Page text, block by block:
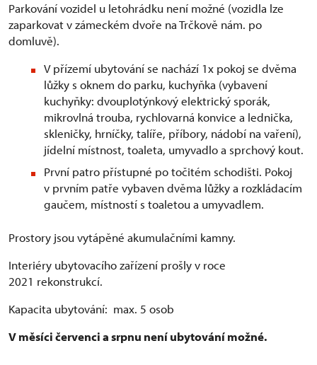
Parkování vozidel u letohrádku není možné (vozidla lze
zaparkovat v zámeckém dvoře na Trčkově nám. po
domluvě).
V přízemí ubytování se nachází 1x pokoj se dvěma
lůžky s oknem do parku, kuchyňka (vybavení
kuchyňky: dvouplotýnkový elektrický sporák,
mikrovlná trouba, rychlovarná konvice a lednička,
skleničky, hrníčky, talíře, příbory, nádobí na vaření),
jídelní místnost, toaleta, umyvadlo a sprchový kout.
První patro přístupné po točitém schodišti. Pokoj
v prvním patře vybaven dvěma lůžky a rozkládacím
gaučem, místností s toaletou a umyvadlem.
Prostory jsou vytápěné akumulačními kamny.
Interiéry ubytovacího zařízení prošly v roce
2021 rekonstrukcí.
Kapacita ubytování: max. 5 osob
V měsíci červenci a srpnu není ubytování možné.